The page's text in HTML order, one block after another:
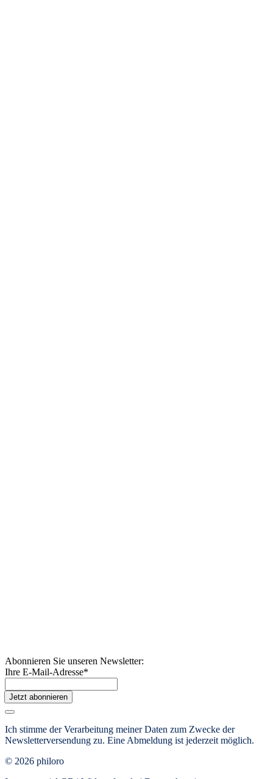
Abonnieren Sie unseren Newsletter:
Ihre E-Mail-Adresse*
Jetzt abonnieren
Ich stimme der Verarbeitung meiner Daten zum Zwecke der
Newsletterversendung zu. Eine Abmeldung ist jederzeit möglich.
© 2026 philoro